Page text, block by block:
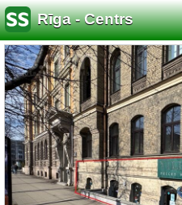
Rīga - Centrs